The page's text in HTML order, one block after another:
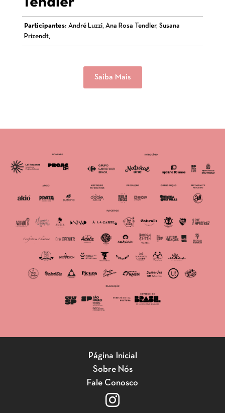
Participantes: André Luzzi, Ana Rosa Tendler, Susana
Prizendt,
Saiba Mais
Página Inicial
Sobre Nós
Fale Conosco